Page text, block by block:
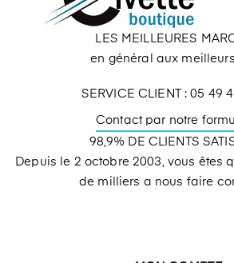
LES MEILLEURES
en général aux
SERVICE CLIENT : 05 49
Contact par notre
98,9% DE CLIENTS
Depuis le 2 octobre 2003, vous êtes
de milliers a nous faire